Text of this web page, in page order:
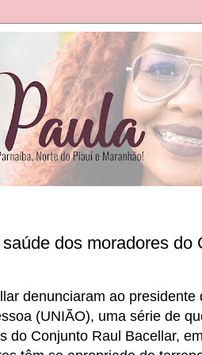
dos moradores do
denunciaram ao presidente
(UNIÃO), uma série de
do Conjunto Raul Bacellar,